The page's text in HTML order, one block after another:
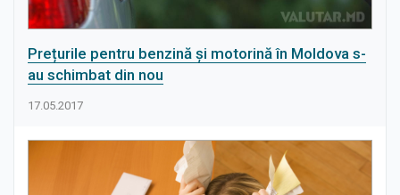
Prețurile pentru benzină și motorină în Moldova s-
au schimbat din nou
17.05.2017